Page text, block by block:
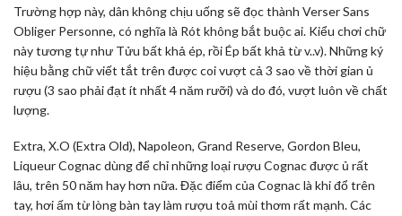
Trường hợp này, dân không chịu uống sẽ đọc thành Verser Sans
Obliger Personne, có nghĩa là Rót không bắt buộc ai. Kiểu chơi chữ
này tương tự như Tửu bất khả ép, rồi Ép bất khả từ v..v). Những ký
hiệu bằng chữ viết tắt trên được coi vượt cả 3 sao về thời gian ủ
rượu (3 sao phải đạt ít nhất 4 năm rưỡi) và do đó, vượt luôn về chất
lượng.
Extra, X.O (Extra Old), Napoleon, Grand Reserve, Gordon Bleu,
Liqueur Cognac dùng để chỉ những loại rượu Cognac được ủ rất
lâu, trên 50 năm hay hơn nữa. Đặc điểm của Cognac là khi đổ trên
tay, hơi ấm từ lòng bàn tay làm rượu toả mùi thơm rất mạnh. Các